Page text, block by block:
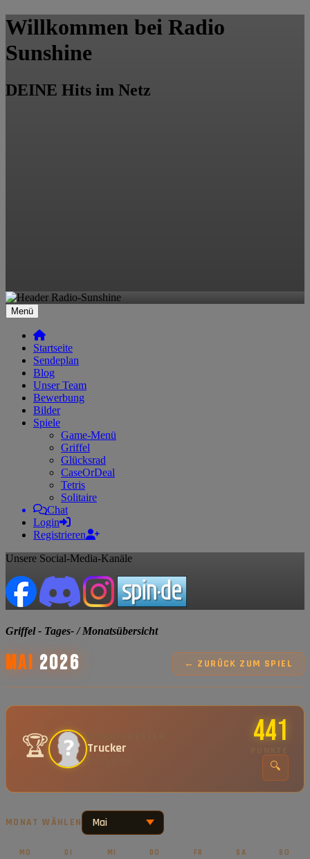
Willkommen bei Radio
Sunshine
DEINE Hits im Netz
Menü
Startseite
Sendeplan
Blog
Unser Team
Bewerbung
Bilder
Spiele
Game-Menü
Griffel
Glücksrad
CaseOrDeal
Tetris
Solitaire
Chat
Login
Registrieren
Unsere Social-Media-Kanäle
Griffel - Tages- / Monatsübersicht
Mai 2026 ← ZURÜCK ZUM SPIEL
🏆 Trucker 441
🔍
MONAT WÄHLEN
MO DI MI DO FR SA SO